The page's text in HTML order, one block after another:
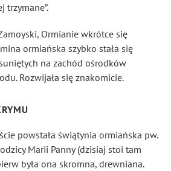
trzymane”.
Ormianie wkrótce się
ormiańska szybko stała się
na zachód ośrodków
Rozwijała się znakomicie.
powstała świątynia ormiańska pw.
Marii Panny (dzisiaj stoi tam
była ona skromna, drewniana.